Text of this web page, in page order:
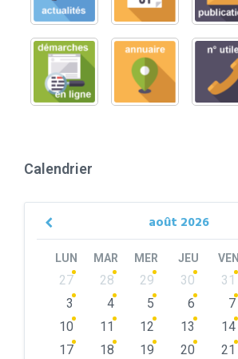
Calendrier
août 2026
Previous
LUN MAR MER JEU VEN
Skip
calendar
27 28 29 30 31
3
4 5 6 7
10
11 12 13 14
17
18 19 20 21